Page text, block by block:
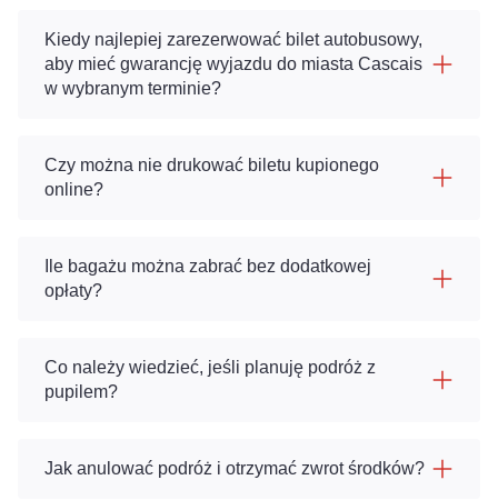
Kiedy najlepiej zarezerwować bilet autobusowy,
aby mieć gwarancję wyjazdu do miasta Cascais
w wybranym terminie?
Czy można nie drukować biletu kupionego
online?
Ile bagażu można zabrać bez dodatkowej
opłaty?
Co należy wiedzieć, jeśli planuję podróż z
pupilem?
Jak anulować podróż i otrzymać zwrot środków?